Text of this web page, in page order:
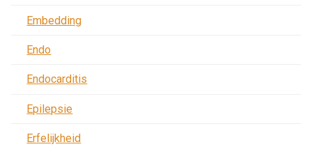
Embedding
Endo
Endocarditis
Epilepsie
Erfelijkheid